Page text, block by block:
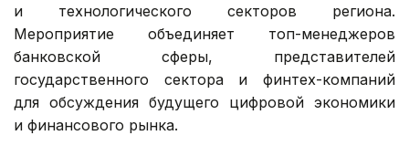
и технологического секторов региона.
Мероприятие объединяет топ-менеджеров
банковской сферы, представителей
государственного сектора и финтех-компаний
для обсуждения будущего цифровой экономики
и финансового рынка.